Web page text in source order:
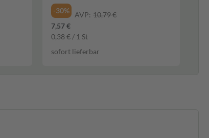
-30%
AVP: 10,79 €
7,57 €
0,38 € / 1 St
sofort lieferbar